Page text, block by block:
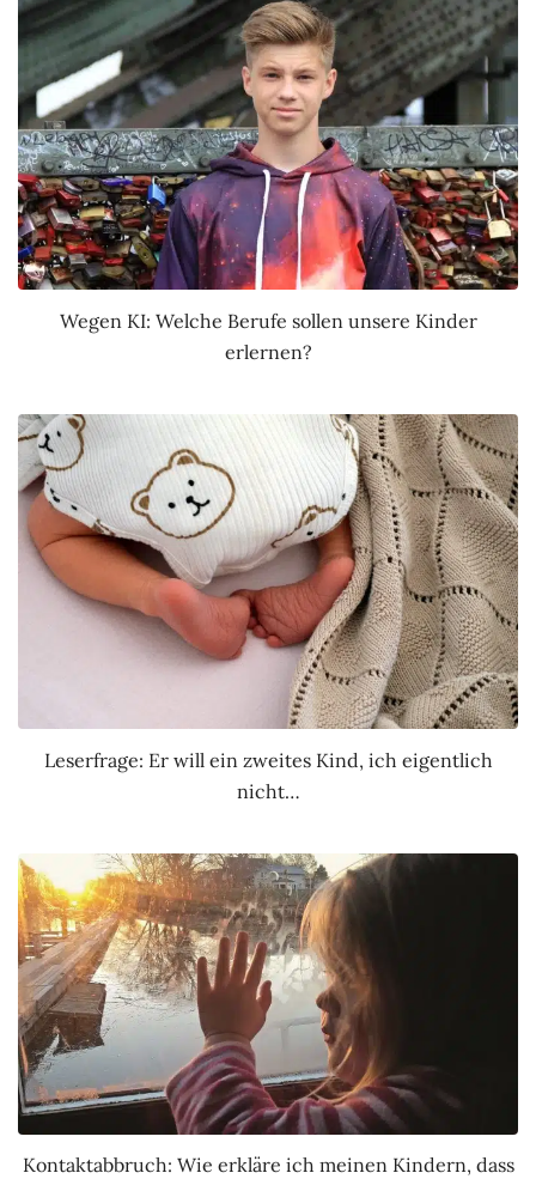
Wegen KI: Welche Berufe sollen unsere Kinder
erlernen?
Leserfrage: Er will ein zweites Kind, ich eigentlich
nicht…
Kontaktabbruch: Wie erkläre ich meinen Kindern, dass